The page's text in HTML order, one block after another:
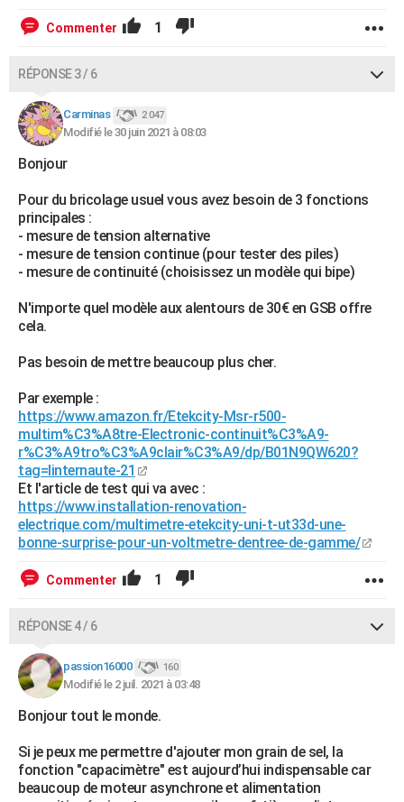
Commenter 1
RÉPONSE 3 / 6
Carminas 2 047
Modifié le 30 juin 2021 à 08:03
Bonjour
Pour du bricolage usuel vous avez besoin de 3 fonctions
principales :
- mesure de tension alternative
- mesure de tension continue (pour tester des piles)
- mesure de continuité (choisissez un modèle qui bipe)
N'importe quel modèle aux alentours de 30€ en GSB offre
cela.
Pas besoin de mettre beaucoup plus cher.
Par exemple :
https://www.amazon.fr/Etekcity-Msr-r500-
multim%C3%A8tre-Electronic-continuit%C3%A9-
r%C3%A9tro%C3%A9clair%C3%A9/dp/B01N9QW620?
tag=linternaute-21
Et l'article de test qui va avec :
https://www.installation-renovation-
electrique.com/multimetre-etekcity-uni-t-ut33d-une-
bonne-surprise-pour-un-voltmetre-dentree-de-gamme/
Commenter 1
RÉPONSE 4 / 6
passion16000 160
Modifié le 2 juil. 2021 à 03:48
Bonjour tout le monde.
Si je peux me permettre d'ajouter mon grain de sel, la
fonction "capacimètre" est aujourd’hui indispensable car
beaucoup de moteur asynchrone et alimentation